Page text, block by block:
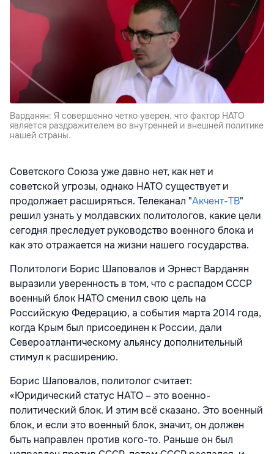
Варданян: Я совершенно четко уверен, что фактор НАТО
является раздражителем во внутренней и внешней политике
нашей страны.
Советского Союза уже давно нет, как нет и
советской угрозы, однако НАТО существует и
продолжает расширяться. Телеканал "Акчент-ТВ"
решил узнать у молдавских политологов, какие цели
сегодня преследует руководство военного блока и
как это отражается на жизни нашего государства.
Политологи Борис Шаповалов и Эрнест Варданян
выразили уверенность в том, что с распадом СССР
военный блок НАТО сменил свою цель на
Российскую Федерацию, а события марта 2014 года,
когда Крым был присоединен к России, дали
Североатлантическому альянсу дополнительный
стимул к расширению.
Борис Шаповалов, политолог считает:
«Юридический статус НАТО – это военно-
политический блок. И этим всё сказано. Это военный
блок, и если это военный блок, значит, он должен
быть направлен против кого-то. Раньше он был